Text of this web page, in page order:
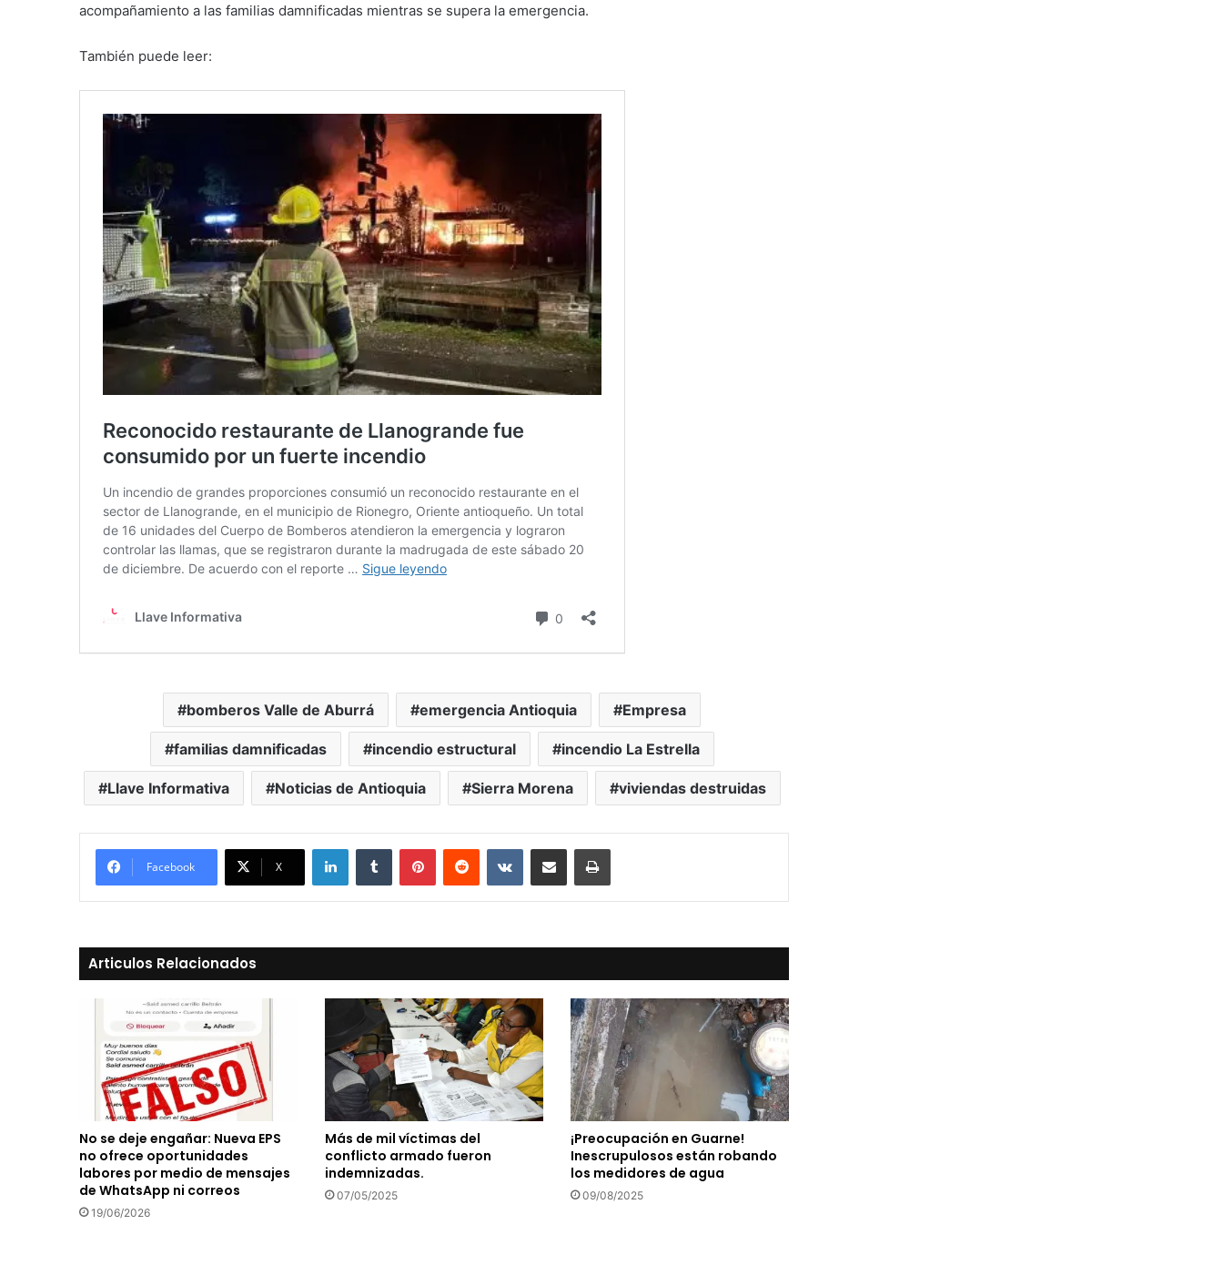
acompañamiento a las familias damnificadas mientras se supera la emergencia.
También puede leer:
bomberos Valle de Aburrá emergencia Antioquia Empresa
familias damnificadas incendio estructural incendio La Estrella
Llave Informativa Noticias de Antioquia Sierra Morena viviendas destruidas
Facebook X
LinkedInTumblr PinterestReddit VKontakte
Compartir vía Mail Print
Articulos Relacionados
No se deje engañar: Nueva EPS
no ofrece oportunidades
labores por medio de mensajes
de WhatsApp ni correos
19/06/2026
Más de mil víctimas del
conflicto armado fueron
indemnizadas.
07/05/2025
¡Preocupación en Guarne!
Inescrupulosos están robando
los medidores de agua
09/08/2025